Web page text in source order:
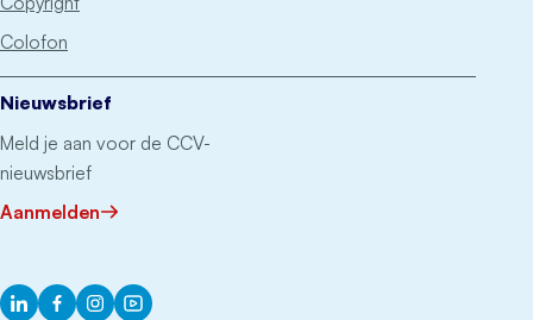
Colofon
Nieuwsbrief
Meld je aan voor de CCV-
nieuwsbrief
Aanmelden
LinkedInFacebook
InstagramYouTube